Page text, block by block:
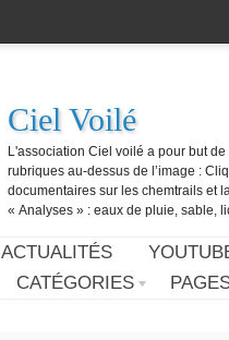
Ciel Voilé
L'association Ciel voilé a pour but
rubriques au-dessus de l’image :
documentaires sur les chemtrails et
« Analyses » : eaux de pluie, sable,
ACTUALITÉS
CATÉGORIES